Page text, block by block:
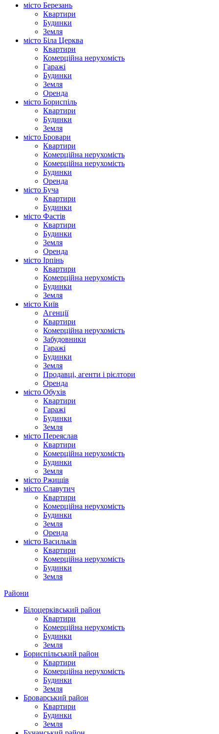
місто Березань
Квартири
Будинки
Земля
місто Біла Церква
Квартири
Комерційна нерухомість
Гаражі
Будинки
Земля
Оренда
місто Бориспіль
Квартири
Будинки
Земля
місто Бровари
Квартири
Комерційна нерухомість
Комерційна нерухомість
Будинки
Оренда
місто Буча
Квартири
Будинки
місто Фастів
Квартири
Будинки
Земля
Оренда
місто Ірпінь
Квартири
Комерційна нерухомість
Будинки
Земля
місто Київ
Агенції
Квартири
Комерційна нерухомість
Забудовники
Гаражі
Будинки
Земля
Продавці, агенти і рієлтори
Оренда
місто Обухів
Квартири
Гаражі
Будинки
Земля
місто Переяслав
Квартири
Комерційна нерухомість
Будинки
Земля
місто Ржищів
місто Славутич
Квартири
Комерційна нерухомість
Будинки
Земля
Оренда
місто Василькiв
Квартири
Комерційна нерухомість
Будинки
Земля
Райони
Білоцерківський район
Квартири
Комерційна нерухомість
Будинки
Земля
Бориспільський район
Квартири
Комерційна нерухомість
Будинки
Земля
Броварський район
Квартири
Будинки
Земля